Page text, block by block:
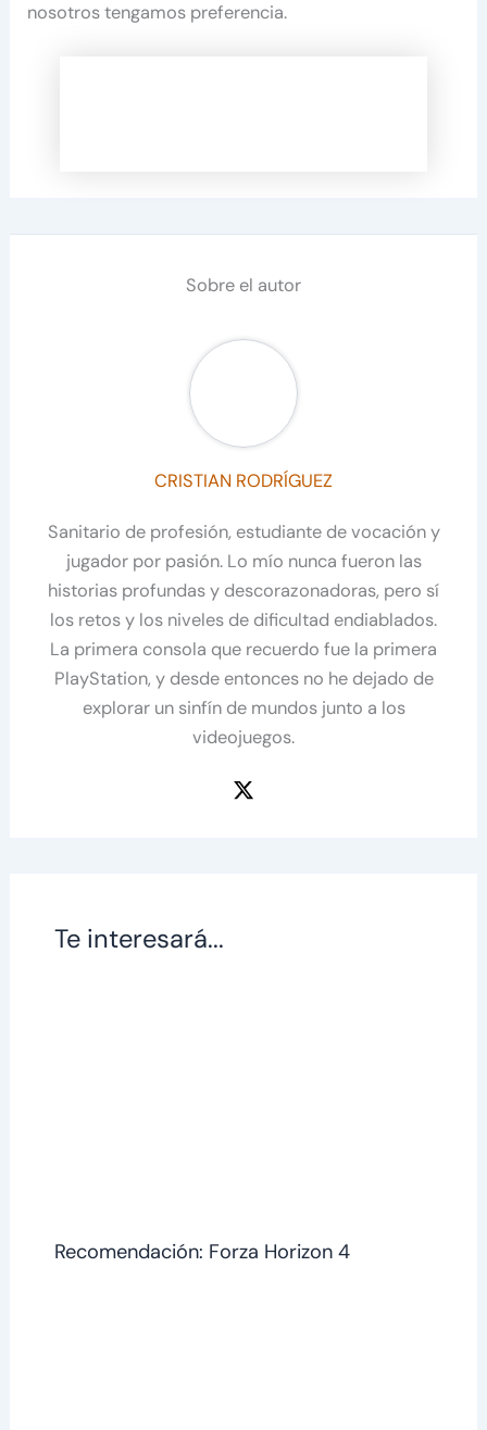
nosotros tengamos preferencia.
Sobre el autor
CRISTIAN RODRÍGUEZ
Sanitario de profesión, estudiante de vocación y
jugador por pasión. Lo mío nunca fueron las
historias profundas y descorazonadoras, pero sí
los retos y los niveles de dificultad endiablados.
La primera consola que recuerdo fue la primera
PlayStation, y desde entonces no he dejado de
explorar un sinfín de mundos junto a los
videojuegos.
Te interesará...
Recomendación: Forza Horizon 4